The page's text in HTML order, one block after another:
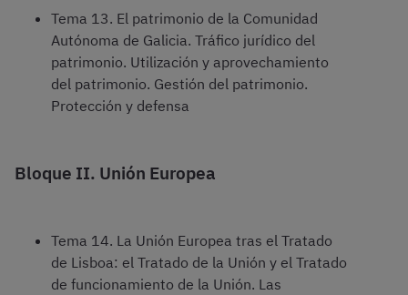
Tema 13. El patrimonio de la Comunidad
Autónoma de Galicia. Tráfico jurídico del
patrimonio. Utilización y aprovechamiento
del patrimonio. Gestión del patrimonio.
Protección y defensa
Bloque II. Unión Europea
Tema 14. La Unión Europea tras el Tratado
de Lisboa: el Tratado de la Unión y el Tratado
de funcionamiento de la Unión. Las